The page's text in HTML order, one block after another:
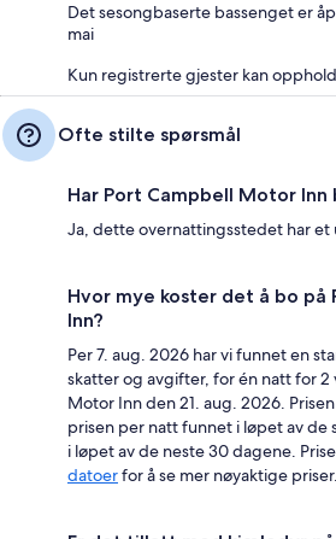
Det sesongbaserte bassenget er
mai
Kun registrerte gjester kan
Ofte stilte spørsmål
Har Port Campbell Motor Inn
Ja, dette overnattingsstedet har et
Hvor mye koster det å bo
Inn?
Per 7. aug. 2026 har vi funnet en
skatter og avgifter, for én natt for 2
Motor Inn den 21. aug. 2026.
prisen per natt funnet i løpet av de
i løpet av de neste 30 dagene.
datoerfor å se mer nøyaktige priser.